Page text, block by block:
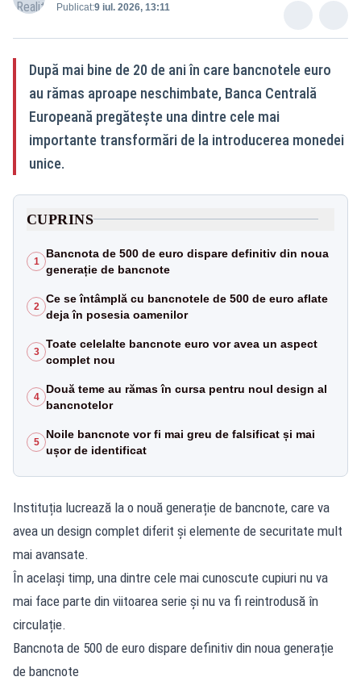
Publicat:9 iul. 2026, 13:11
După mai bine de 20 de ani în care bancnotele euro
au rămas aproape neschimbate, Banca Centrală
Europeană pregătește una dintre cele mai
importante transformări de la introducerea monedei
unice.
CUPRINS
1
Bancnota de 500 de euro dispare definitiv din noua
generație de bancnote
2
Ce se întâmplă cu bancnotele de 500 de euro aflate
deja în posesia oamenilor
3
Toate celelalte bancnote euro vor avea un aspect
complet nou
4
Două teme au rămas în cursa pentru noul design al
bancnotelor
5
Noile bancnote vor fi mai greu de falsificat și mai
ușor de identificat
Instituția lucrează la o nouă generație de bancnote, care va
avea un design complet diferit și elemente de securitate mult
mai avansate.
În același timp, una dintre cele mai cunoscute cupiuri nu va
mai face parte din viitoarea serie și nu va fi reintrodusă în
circulație.
Bancnota de 500 de euro dispare definitiv din noua generație
de bancnote